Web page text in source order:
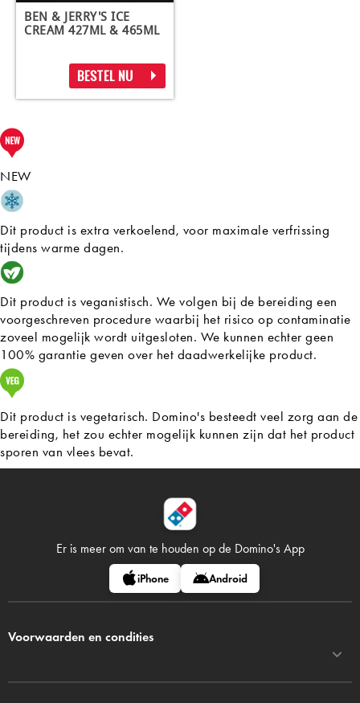
BEN & JERRY'S ICE
CREAM 427ML & 465ML
BESTEL NU
NEW
Dit product is extra verkoelend, voor maximale verfrissing
tijdens warme dagen.
Dit product is veganistisch. We volgen bij de bereiding een
voorgeschreven procedure waarbij het risico op contaminatie
zoveel mogelijk wordt uitgesloten. We kunnen echter geen
100% garantie geven over het daadwerkelijke product.
Dit product is vegetarisch. Domino's besteedt veel zorg aan de
bereiding, het zou echter mogelijk kunnen zijn dat het product
sporen van vlees bevat.
Er is meer om van te houden op de Domino's App
iPhone Android
Voorwaarden en condities